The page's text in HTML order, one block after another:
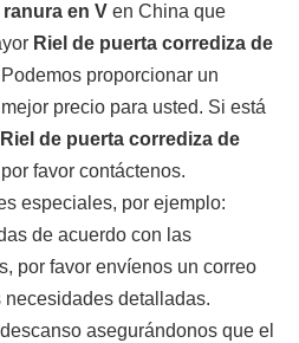
en V en China que
Riel de puerta corrediza de
Podemos proporcionar un
precio para usted. Si está
Riel de puerta corrediza de
por favor contáctenos.
especiales, por ejemplo:
de acuerdo con las
por favor envíenos un correo
detalladas.
asegurándonos que el